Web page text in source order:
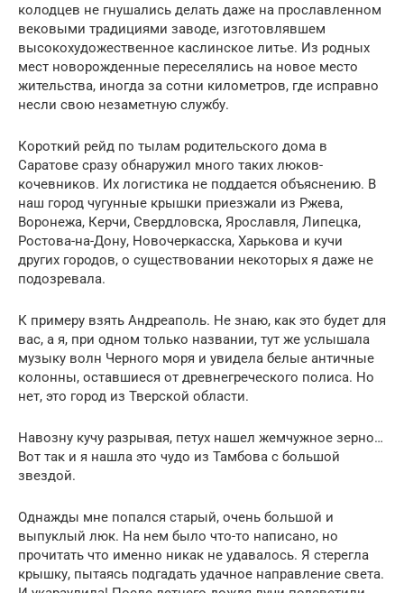
колодцев не гнушались делать даже на прославленном
вековыми традициями заводе, изготовлявшем
высокохудожественное каслинское литье. Из родных
мест новорожденные переселялись на новое место
жительства, иногда за сотни километров, где исправно
несли свою незаметную службу.
Короткий рейд по тылам родительского дома в
Саратове сразу обнаружил много таких люков-
кочевников. Их логистика не поддается объяснению. В
наш город чугунные крышки приезжали из Ржева,
Воронежа, Керчи, Свердловска, Ярославля, Липецка,
Ростова-на-Дону, Новочеркасска, Харькова и кучи
других городов, о существовании некоторых я даже не
подозревала.
К примеру взять Андреаполь. Не знаю, как это будет для
вас, а я, при одном только названии, тут же услышала
музыку волн Черного моря и увидела белые античные
колонны, оставшиеся от древнегреческого полиса. Но
нет, это город из Тверской области.
Навозну кучу разрывая, петух нашел жемчужное зерно…
Вот так и я нашла это чудо из Тамбова с большой
звездой.
Однажды мне попался старый, очень большой и
выпуклый люк. На нем было что-то написано, но
прочитать что именно никак не удавалось. Я стерегла
крышку, пытаясь подгадать удачное направление света.